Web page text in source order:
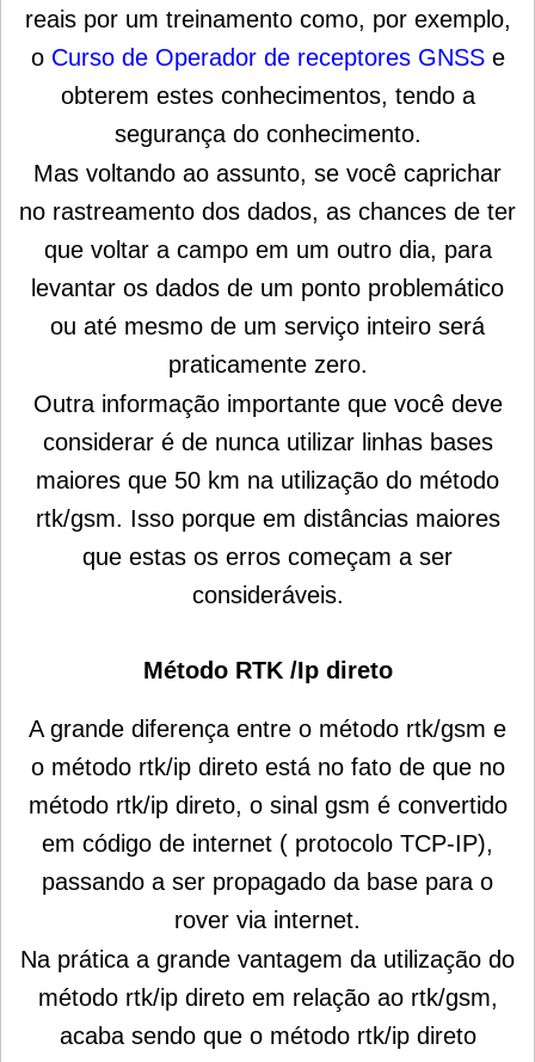
reais por um treinamento como, por exemplo,
oCurso de Operador de receptores GNSSe
obterem estes conhecimentos, tendo a
segurança do conhecimento.
Mas voltando ao assunto, se você caprichar
no rastreamento dos dados, as chances de ter
que voltar a campo em um outro dia, para
levantar os dados de um ponto problemático
ou até mesmo de um serviço inteiro será
praticamente zero.
Outra informação importante que você deve
considerar é de nunca utilizar linhas bases
maiores que 50 km na utilização do método
rtk/gsm. Isso porque em distâncias maiores
que estas os erros começam a ser
consideráveis.
Método RTK /Ip direto
A grande diferença entre o método rtk/gsm e
o método rtk/ip direto está no fato de que no
método rtk/ip direto, o sinal gsm é convertido
em código de internet ( protocolo TCP-IP),
passando a ser propagado da base para o
rover via internet.
Na prática a grande vantagem da utilização do
método rtk/ip direto em relação ao rtk/gsm,
acaba sendo que o método rtk/ip direto